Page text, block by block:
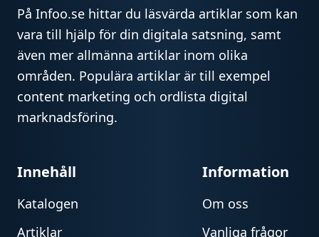
På Infoo.se hittar du läsvärda artiklar som kan
vara till hjälp för din digitala satsning, samt
även mer allmänna artiklar inom olika
områden. Populära artiklar är till exempel
content marketing och ordlista digital
marknadsföring.
Innehåll
Katalogen
Artiklar
Information
Om oss
Vanliga frågor